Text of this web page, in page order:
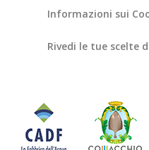
Informazioni sui
Rivedi le tue scelte